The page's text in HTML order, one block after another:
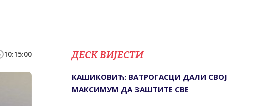
10:15:00 ДЕСК ВИЈЕСТИ
КАШИКОВИЋ: ВАТРОГАСЦИ ДАЛИ СВОЈ
МАКСИМУМ ДА ЗАШТИТЕ СВЕ